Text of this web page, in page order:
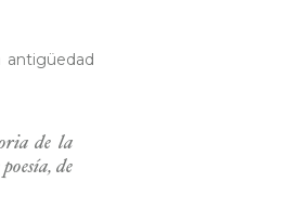
antigüedad
de la
de